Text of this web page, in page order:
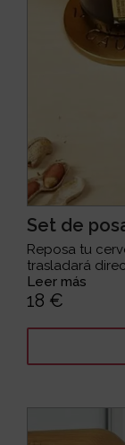
Set de
Reposa tu
trasladará
Leer más
18 €